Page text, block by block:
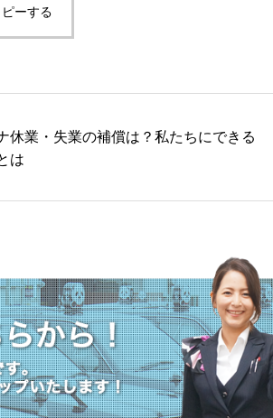
ーする
休業・失業の補償は？私たちにできる
は